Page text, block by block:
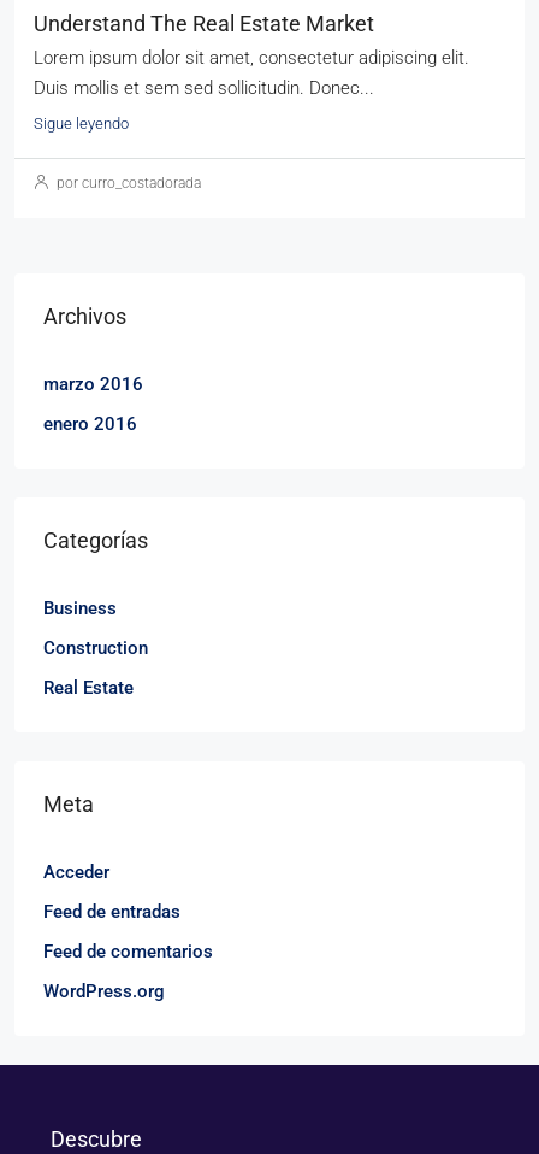
Understand The Real Estate Market
Lorem ipsum dolor sit amet, consectetur adipiscing elit.
Duis mollis et sem sed sollicitudin. Donec...
Sigue leyendo
por curro_costadorada
Archivos
marzo 2016
enero 2016
Categorías
Business
Construction
Real Estate
Meta
Acceder
Feed de entradas
Feed de comentarios
WordPress.org
Descubre